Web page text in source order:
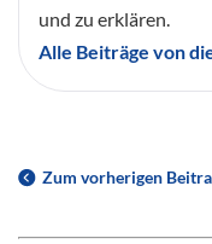
und zu erklären.
Alle Beiträge von
Zum vorherigen